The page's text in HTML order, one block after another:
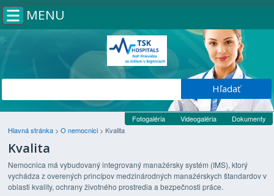
MENU
Fotogaléria Videogaléria
Dokumenty
Hlavná stránka > O nemocnici > Kvalita
Kvalita
Nemocnica má vybudovaný integrovaný manažérsky systém (IMS), ktorý
vychádza z overených princípov medzinárodných manažérskych štandardov v
oblasti kvality, ochrany životného prostredia a bezpečnosti práce.